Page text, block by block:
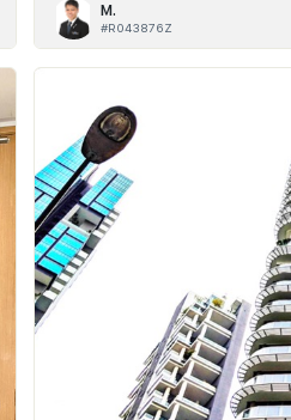
M.
#R043876Z